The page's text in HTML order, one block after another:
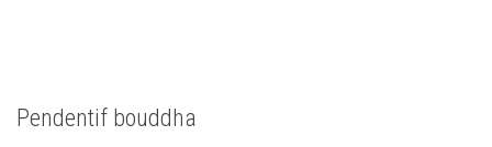
Pendentif bouddha